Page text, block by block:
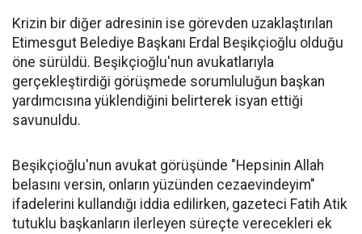
Krizin bir diğer adresinin ise görevden uzaklaştırılan
Etimesgut Belediye Başkanı Erdal Beşikçioğlu olduğu
öne sürüldü. Beşikçioğlu'nun avukatlarıyla
gerçekleştirdiği görüşmede sorumluluğun başkan
yardımcısına yüklendiğini belirterek isyan ettiği
savunuldu.
Beşikçioğlu'nun avukat görüşünde "Hepsinin Allah
belasını versin, onların yüzünden cezaevindeyim"
ifadelerini kullandığı iddia edilirken, gazeteci Fatih Atik
tutuklu başkanların ilerleyen süreçte verecekleri ek